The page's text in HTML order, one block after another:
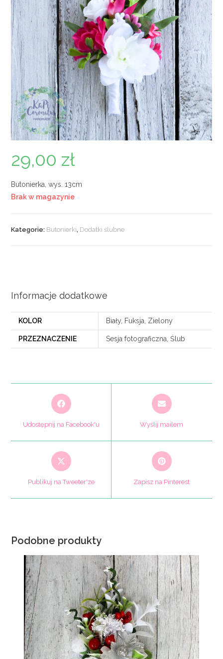
29,00 zł
Butonierka, wys. 13cm
Brak w magazynie
Kategorie: Butonierki, Dodatki ślubne
Informacje dodatkowe
KOLOR Biały, Fuksja, Zielony
PRZEZNACZENIE Sesja fotograficzna, Ślub
Opens
in
new
window
Udostępnij na Facebook'u
Opens
in
new
window
Wyślij mailem
Opens
in
new
window
Publikuj na Tweeter'ze
Opens
in
window
Zapisz na Pinterest
Podobne produkty